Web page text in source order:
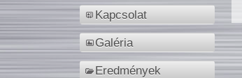
Kapcsolat
Galéria
Eredmények